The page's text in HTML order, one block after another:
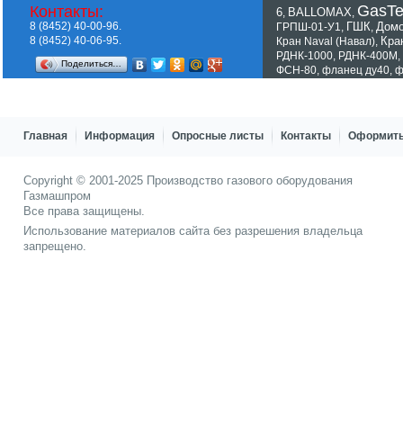
6 BALLOMAX
ГРПШ-01-У1 ГШК
Кран Naval (Навал)
РДНК-1000 РДНК-400М
ФСН-80 фланец ду40
Контакты:
8 (8452) 40-00-96.
8 (8452) 40-06-95.
Поделиться…
Главная Информация Опросные листы Контакты Оформить
Copyright © 2001-2025 Производство газового оборудования
Газмашпром
Все права защищены.
Использование материалов сайта без разрешения владельца
запрещено.